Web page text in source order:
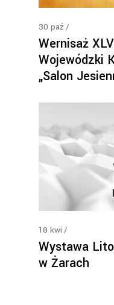
30 paź
Wernisaż
Wojewódzki
„Salon
18 kwi
Wystawa
w Żarach